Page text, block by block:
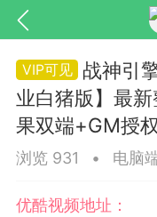
战神引
业白猪版】最
果双端+GM授
浏览 931 • 电脑
优酷视频地址：